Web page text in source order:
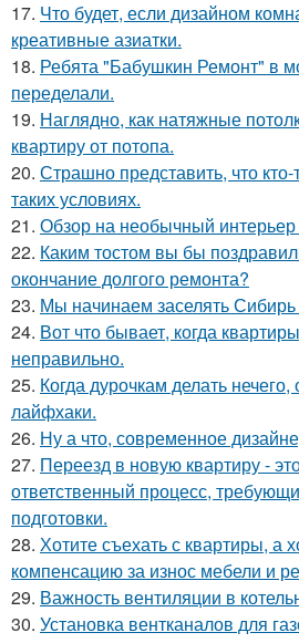
17. Что будет, если дизайном
креативные азиатки.
18. Ребята "Бабушкин Ремонт" в
переделали.
19. Наглядно, как натяжные
квартиру от потопа.
20. Страшно представить, что
таких условиях.
21. Обзор на необычный интерьер
22. Каким тостом вы бы
окончание долгого ремонта?
23. Мы начинаем заселять
24. Вот что бывает, когда
неправильно.
25. Когда дурочкам делать
лайфхаки.
26. Ну а что, современное
27. Переезд в новую квартиру -
ответственный процесс,
подготовки.
28. Хотите съехать с квартиры, а
компенсацию за износ мебели и
29. Важность вентиляции в
30. Установка вентканалов для